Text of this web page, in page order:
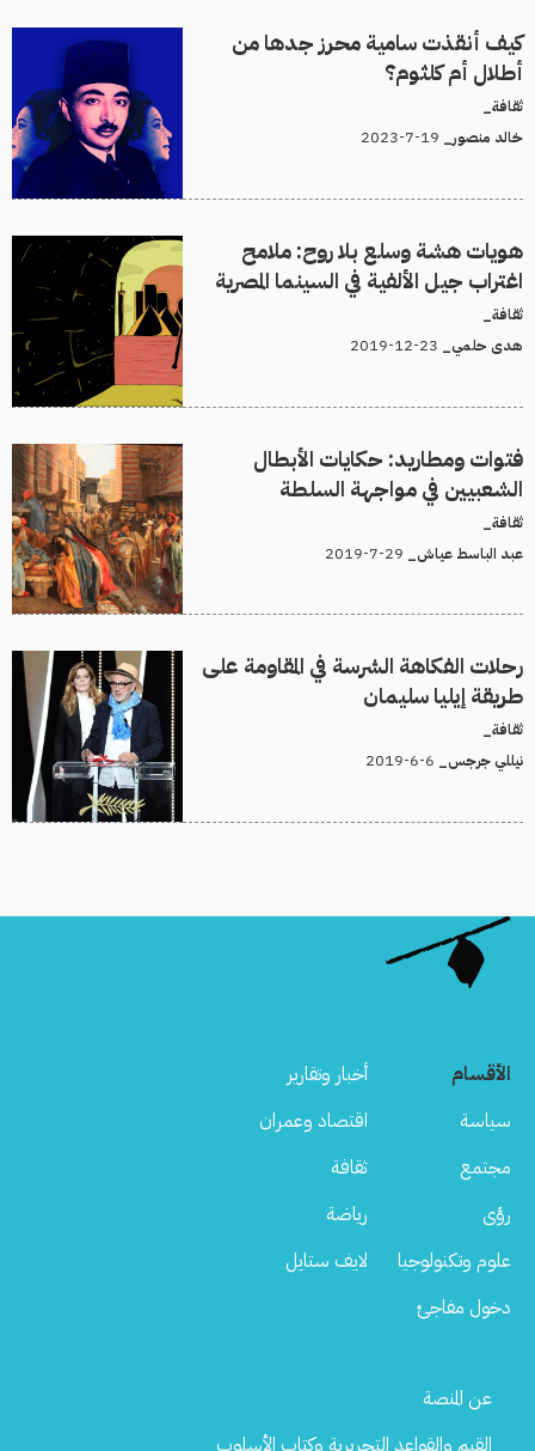
كيف أنقذت سامية محرز جدها من
أطلال أم كلثوم؟
ثقافة_
خالد منصور_
هويات هشة وسلع بلا روح: ملامح
اغتراب جيل اﻷلفية في السينما المصرية
ثقافة_
هدى حلمي_
فتوات ومطاريد: حكايات الأبطال
الشعبيين في مواجهة السلطة
ثقافة_
عبد الباسط عياش_
رحلات الفكاهة الشرسة في المقاومة على
طريقة إيليا سليمان
ثقافة_
نيللي جرجس_
الأقسام
أخبار وتقارير
سياسة
اقتصاد وعمران
مجتمع
ثقافة
رؤى
رياضة
علوم وتكنولوجيا
لايف ستايل
دخول مفاجئ
Footer
عن المنصة
القيم والقواعد التحريرية وكتاب الأسلوب